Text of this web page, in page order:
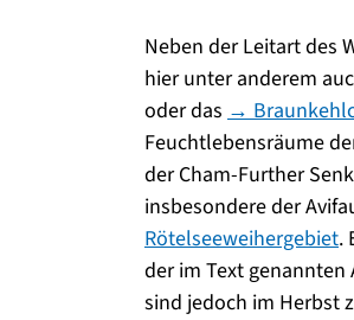
Neben der Leitart des
hier unter anderem
oder das →
Feuchtlebensräume
der Cham-Further
insbesondere der
Rötelseeweihergebiet.
der im Text genannten
sind jedoch im Herbst